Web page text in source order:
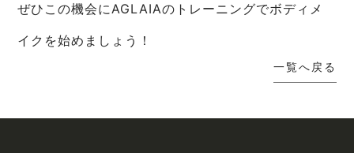
ぜひこの機会にAGLAIAのトレーニングでボディメ
イクを始めましょう！
一覧へ戻る